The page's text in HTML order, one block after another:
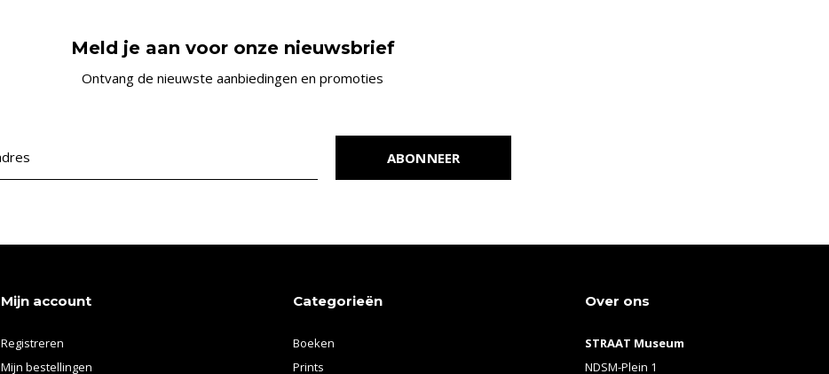
Meld je aan voor onze nieuwsbrief
Ontvang de nieuwste aanbiedingen en promoties
ABONNEER
Mijn account
Registreren
Mijn bestellingen
Categorieën
Boeken
Prints
Over ons
STRAAT Museum
NDSM-Plein 1